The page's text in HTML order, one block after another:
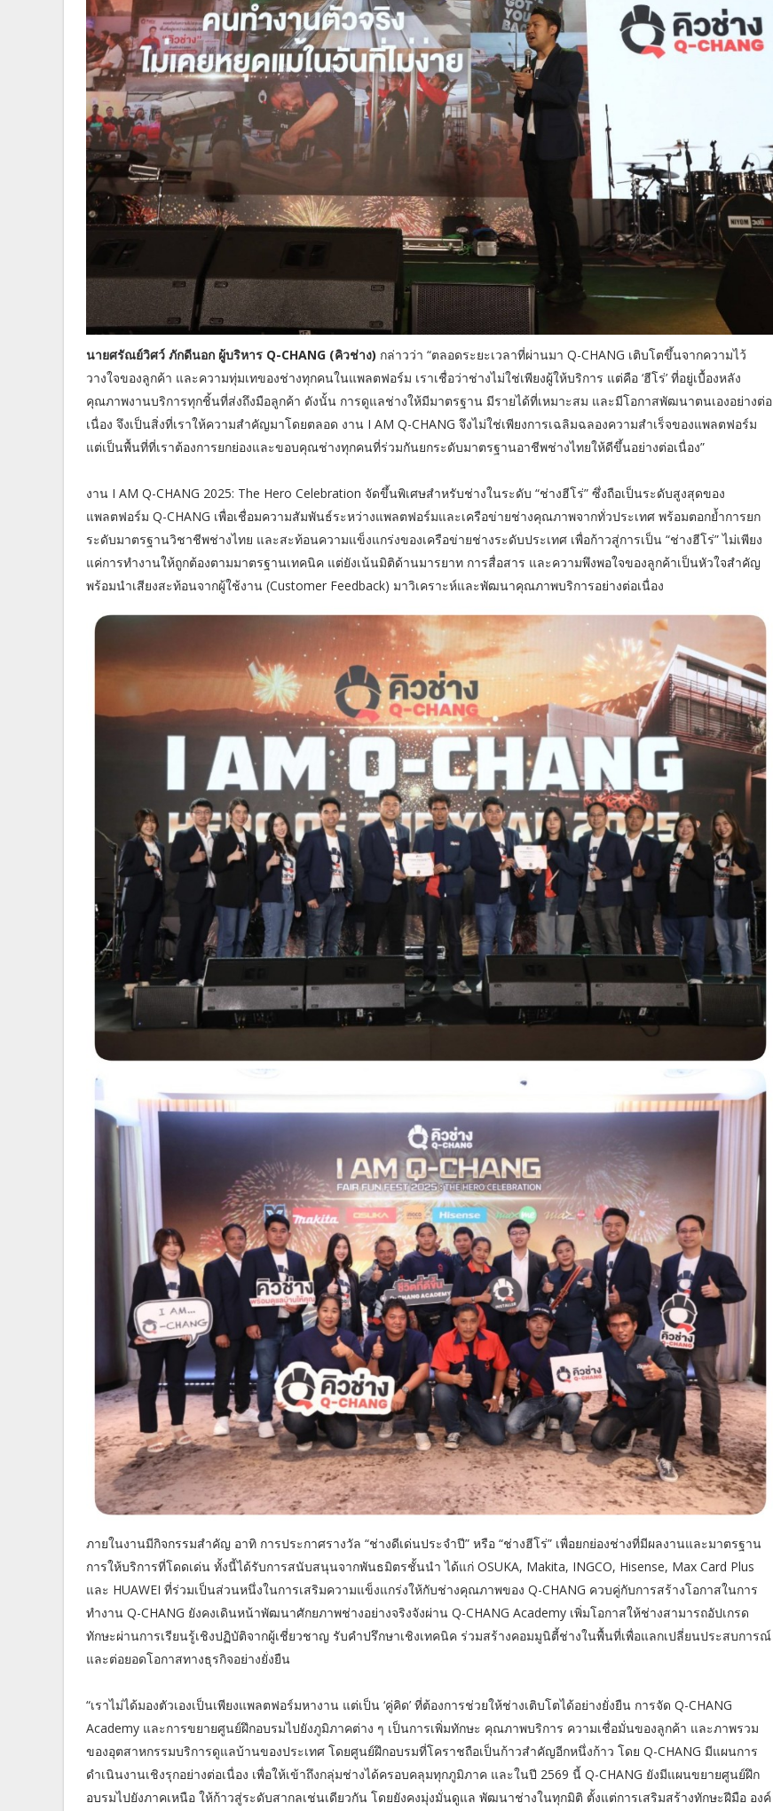
นายศรัณย์วิศว์ ภักดีนอก ผู้บริหาร Q-CHANG (คิวช่าง) กล่าวว่า “ตลอดระยะเวลาที่ผ่านมา Q-CHANG เติบโตขึ้นจากความไว้
วางใจของลูกค้า และความทุ่มเทของช่างทุกคนในแพลตฟอร์ม เราเชื่อว่าช่างไม่ใช่เพียงผู้ให้บริการ แต่คือ ‘ฮีโร่’ ที่อยู่เบื้องหลัง
คุณภาพงานบริการทุกชิ้นที่ส่งถึงมือลูกค้า ดังนั้น การดูแลช่างให้มีมาตรฐาน มีรายได้ที่เหมาะสม และมีโอกาสพัฒนาตนเองอย่างต่อ
เนื่อง จึงเป็นสิ่งที่เราให้ความสำคัญมาโดยตลอด งาน I AM Q-CHANG จึงไม่ใช่เพียงการเฉลิมฉลองความสำเร็จของแพลตฟอร์ม
แต่เป็นพื้นที่ที่เราต้องการยกย่องและขอบคุณช่างทุกคนที่ร่วมกันยกระดับมาตรฐานอาชีพช่างไทยให้ดีขึ้นอย่างต่อเนื่อง”
งาน I AM Q-CHANG 2025: The Hero Celebration จัดขึ้นพิเศษสำหรับช่างในระดับ “ช่างฮีโร่” ซึ่งถือเป็นระดับสูงสุดของ
แพลตฟอร์ม Q-CHANG เพื่อเชื่อมความสัมพันธ์ระหว่างแพลตฟอร์มและเครือข่ายช่างคุณภาพจากทั่วประเทศ พร้อมตอกย้ำการยก
ระดับมาตรฐานวิชาชีพช่างไทย และสะท้อนความแข็งแกร่งของเครือข่ายช่างระดับประเทศ เพื่อก้าวสู่การเป็น “ช่างฮีโร่” ไม่เพียง
แค่การทำงานให้ถูกต้องตามมาตรฐานเทคนิค แต่ยังเน้นมิติด้านมารยาท การสื่อสาร และความพึงพอใจของลูกค้าเป็นหัวใจสำคัญ
พร้อมนำเสียงสะท้อนจากผู้ใช้งาน (Customer Feedback) มาวิเคราะห์และพัฒนาคุณภาพบริการอย่างต่อเนื่อง
ภายในงานมีกิจกรรมสำคัญ อาทิ การประกาศรางวัล “ช่างดีเด่นประจำปี” หรือ “ช่างฮีโร่” เพื่อยกย่องช่างที่มีผลงานและมาตรฐาน
การให้บริการที่โดดเด่น ทั้งนี้ได้รับการสนับสนุนจากพันธมิตรชั้นนำ ได้แก่ OSUKA, Makita, INGCO, Hisense, Max Card Plus
และ HUAWEI ที่ร่วมเป็นส่วนหนึ่งในการเสริมความแข็งแกร่งให้กับช่างคุณภาพของ Q-CHANG ควบคู่กับการสร้างโอกาสในการ
ทำงาน Q-CHANG ยังคงเดินหน้าพัฒนาศักยภาพช่างอย่างจริงจังผ่าน Q-CHANG Academy เพิ่มโอกาสให้ช่างสามารถอัปเกรด
ทักษะผ่านการเรียนรู้เชิงปฏิบัติจากผู้เชี่ยวชาญ รับคำปรึกษาเชิงเทคนิค ร่วมสร้างคอมมูนิตี้ช่างในพื้นที่เพื่อแลกเปลี่ยนประสบการณ์
และต่อยอดโอกาสทางธุรกิจอย่างยั่งยืน
“เราไม่ได้มองตัวเองเป็นเพียงแพลตฟอร์มหางาน แต่เป็น ‘คู่คิด’ ที่ต้องการช่วยให้ช่างเติบโตได้อย่างยั่งยืน การจัด Q-CHANG
Academy และการขยายศูนย์ฝึกอบรมไปยังภูมิภาคต่าง ๆ เป็นการเพิ่มทักษะ คุณภาพบริการ ความเชื่อมั่นของลูกค้า และภาพรวม
ของอุตสาหกรรมบริการดูแลบ้านของประเทศ โดยศูนย์ฝึกอบรมที่โคราชถือเป็นก้าวสำคัญอีกหนึ่งก้าว โดย Q-CHANG มีแผนการ
ดำเนินงานเชิงรุกอย่างต่อเนื่อง เพื่อให้เข้าถึงกลุ่มช่างได้ครอบคลุมทุกภูมิภาค และในปี 2569 นี้ Q-CHANG ยังมีแผนขยายศูนย์ฝึก
อบรมไปยังภาคเหนือ ให้ก้าวสู่ระดับสากลเช่นเดียวกัน โดยยังคงมุ่งมั่นดูแล พัฒนาช่างในทุกมิติ ตั้งแต่การเสริมสร้างทักษะฝีมือ องค์